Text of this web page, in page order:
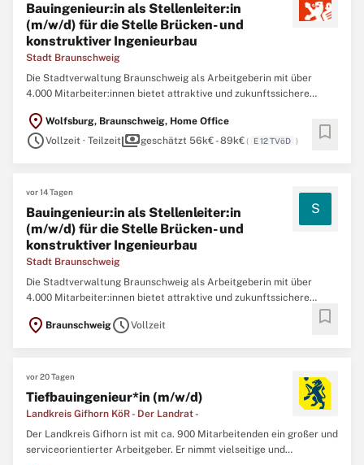
Bauingenieur:in als Stellenleiter:in
(m/w/d) für die Stelle Brücken- und
konstruktiver Ingenieurbau
Stadt Braunschweig
Die Stadtverwaltung Braunschweig als Arbeitgeberin mit über
4.000 Mitarbeiter:innen bietet attraktive und zukunftssichere
Löwenstadt übernehmen können. Von A (Ärztin:Arzt) bis Z
(Zimmerin:Zimmerer) ist alles vertreten. Bauingenieur:in als ...
location_on Wolfsburg, Braunschweig, Home Office
scheduleVollzeit · Teilzeitpaymentsgeschätzt 56k€ - 89k€( E 12 TVöD ) bookmark
vor 14 Tagen
Bauingenieur:in als Stellenleiter:in
(m/w/d) für die Stelle Brücken- und
konstruktiver Ingenieurbau
Stadt Braunschweig
S
Die Stadtverwaltung Braunschweig als Arbeitgeberin mit über
4.000 Mitarbeiter:innen bietet attraktive und zukunftssichere
Arbeitsplätze, auf denen Sie Verantwortung für das Leben in der
Löwenstadt übernehmen können. Von A (Ärztin:Arzt) bis Z
location_on BraunschweigscheduleVollzeit bookmark
vor 20 Tagen
Tiefbauingenieur*in (m/w/d)
Landkreis Gifhorn KöR - Der Landrat -
Der Landkreis Gifhorn ist mit ca. 900 Mitarbeitenden ein großer und
serviceorientierter Arbeitgeber. Er nimmt vielseitige und